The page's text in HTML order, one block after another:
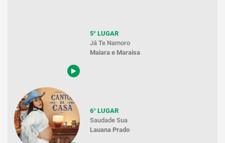
5° LUGAR
Já Te Namoro
Maiara e Maraisa
6° LUGAR
Saudade Sua
Lauana Prado